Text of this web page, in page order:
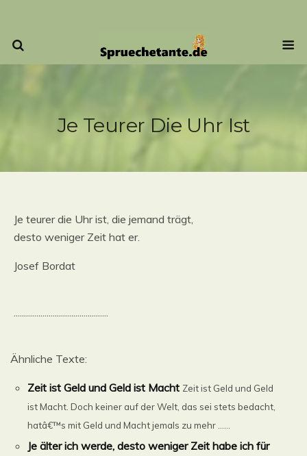
Je Teurer Die Uhr Ist
Je teurer die Uhr ist, die jemand trägt,
desto weniger Zeit hat er.
Josef Bordat
..............................................
Ähnliche Texte:
Zeit ist Geld und Geld ist Macht Zeit ist Geld und Geld
ist Macht. Doch keiner auf der Welt, das sei stets bedacht,
hatâ€™s mit Geld und Macht jemals zu mehr ......
Je älter ich werde, desto weniger Zeit habe ich für